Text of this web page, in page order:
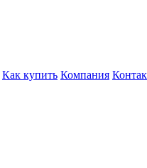
Как купить Компания